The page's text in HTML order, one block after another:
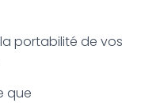
portabilité de vos
que